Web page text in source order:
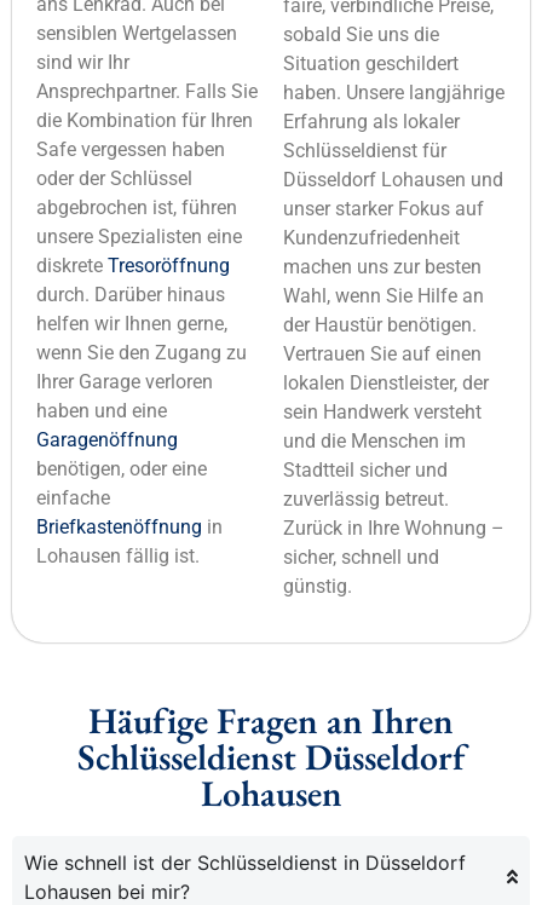
sensiblen Wertgelassen
sind wir Ihr
Ansprechpartner. Falls Sie
die Kombination für Ihren
Safe vergessen haben
oder der Schlüssel
abgebrochen ist, führen
unsere Spezialisten eine
diskrete Tresoröffnung
durch. Darüber hinaus
helfen wir Ihnen gerne,
wenn Sie den Zugang zu
Ihrer Garage verloren
haben und eine
Garagenöffnung
benötigen, oder eine
einfache
Briefkastenöffnung in
Lohausen fällig ist.
faire, verbindliche Preise,
sobald Sie uns die
Situation geschildert
haben. Unsere langjährige
Erfahrung als lokaler
Schlüsseldienst für
Düsseldorf Lohausen und
unser starker Fokus auf
Kundenzufriedenheit
machen uns zur besten
Wahl, wenn Sie Hilfe an
der Haustür benötigen.
Vertrauen Sie auf einen
lokalen Dienstleister, der
sein Handwerk versteht
und die Menschen im
Stadtteil sicher und
zuverlässig betreut.
Zurück in Ihre Wohnung –
sicher, schnell und
günstig.
Häufige Fragen an Ihren
Schlüsseldienst Düsseldorf
Lohausen
Wie schnell ist der Schlüsseldienst in Düsseldorf
Lohausen bei mir?